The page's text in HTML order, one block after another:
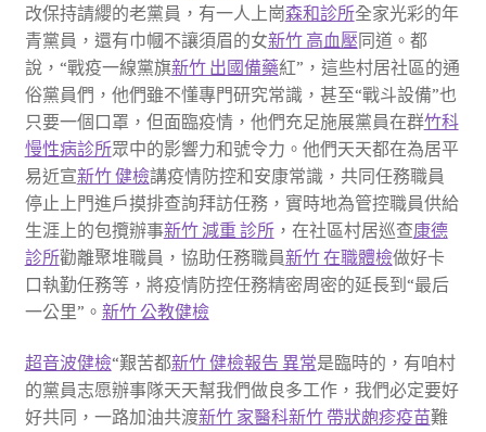
改保持請纓的老黨員，有一人上崗森和診所全家光彩的年
青黨員，還有巾幗不讓須眉的女新竹 高血壓同道。都
說，“戰疫一線黨旗新竹 出國備藥紅”，這些村居社區的通
俗黨員們，他們雖不懂專門研究常識，甚至“戰斗設備”也
只要一個口罩，但面臨疫情，他們充足施展黨員在群竹科
慢性病診所眾中的影響力和號令力。他們天天都在為居平
易近宣新竹 健檢講疫情防控和安康常識，共同任務職員
停止上門進戶摸排查詢拜訪任務，實時地為管控職員供給
生涯上的包攬辦事新竹 減重 診所，在社區村居巡查康德
診所勸離聚堆職員，協助任務職員新竹 在職體檢做好卡
口執勤任務等，將疫情防控任務精密周密的延長到“最后
一公里”。 新竹 公教健檢
超音波健檢“艱苦都新竹 健檢報告 異常是臨時的，有咱村
的黨員志愿辦事隊天天幫我們做良多工作，我們必定要好
好共同，一路加油共渡新竹 家醫科新竹 帶狀皰疹疫苗難